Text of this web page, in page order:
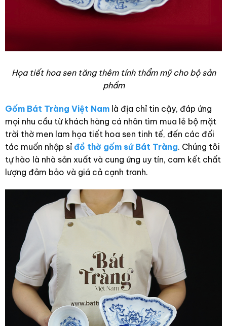
Họa tiết hoa sen tăng thêm tính thẩm mỹ cho bộ sản
phẩm
Gốm Bát Tràng Việt Namlà địa chỉ tin cậy, đáp ứng
mọi nhu cầu từ khách hàng cá nhân tìm mua lẻ bộ mặt
trời thờ men lam họa tiết hoa sen tinh tế, đến các đối
tác muốn nhập sỉ đồ thờ gốm sứ Bát Tràng. Chúng tôi
tự hào là nhà sản xuất và cung ứng uy tín, cam kết chất
lượng đảm bảo và giá cả cạnh tranh.